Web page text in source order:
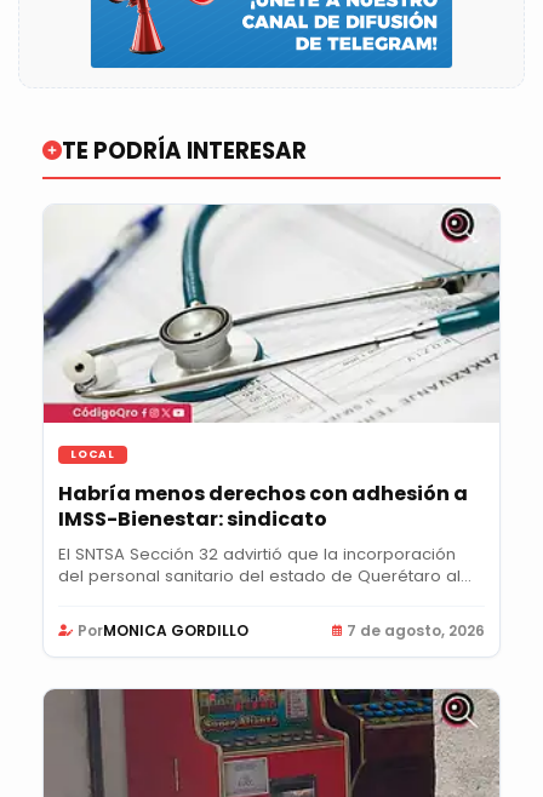
TE PODRÍA INTERESAR
LOCAL
Habría menos derechos con adhesión a
IMSS-Bienestar: sindicato
El SNTSA Sección 32 advirtió que la incorporación
del personal sanitario del estado de Querétaro al...
PorMONICA GORDILLO 7 de agosto, 2026